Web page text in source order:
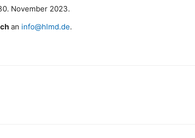
November 2023.
an info@hlmd.de.